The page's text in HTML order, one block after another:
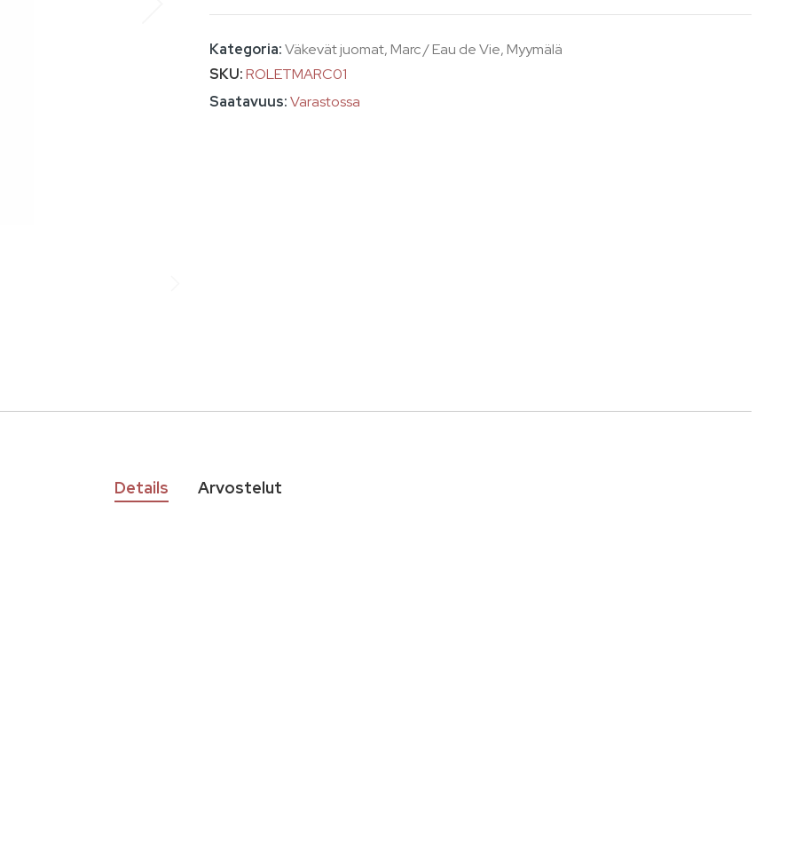
Kategoria:Väkevät juomat,Marc / Eau de Vie,Myymälä
SKU ROLETMARC01
Varastossa
Details Arvostelut